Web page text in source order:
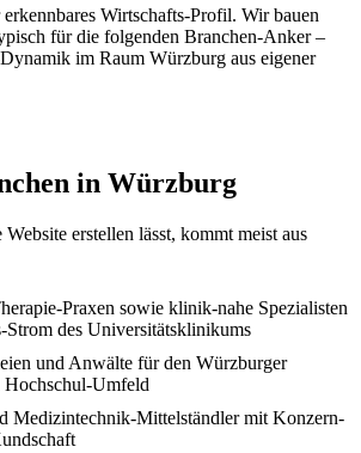
Wirtschafts-Profil. Wir bauen
für die folgenden Branchen-Anker –
im Raum Würzburg aus eigener
in Würzburg
Website erstellen lässt, kommt meist aus
Praxen sowie klinik-nahe Spezialisten
Strom des Universitätsklinikums
und Anwälte für den Würzburger
Umfeld
Medizintechnik-Mittelständler mit Konzern-